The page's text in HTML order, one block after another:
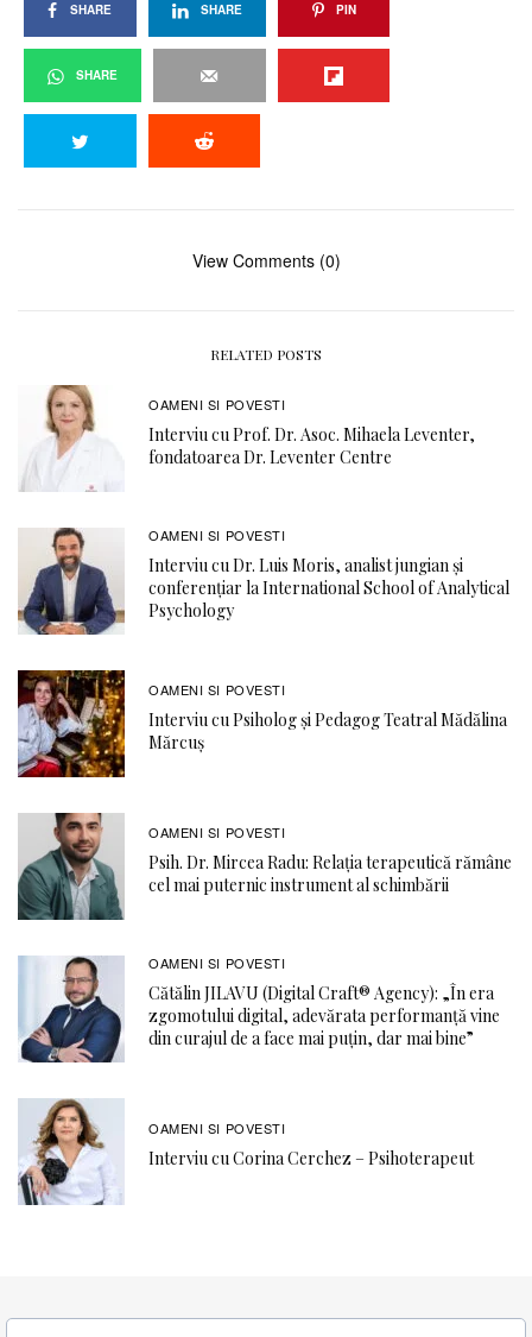
SHARE SHARE PIN
SHARE
View Comments (0)
RELATED POSTS
OAMENI SI POVESTI
Interviu cu Prof. Dr. Asoc. Mihaela Leventer,
fondatoarea Dr. Leventer Centre
OAMENI SI POVESTI
Interviu cu Dr. Luis Moris, analist jungian și
conferențiar la International School of Analytical
Psychology
OAMENI SI POVESTI
Interviu cu Psiholog și Pedagog Teatral Mădălina
Mărcuș
OAMENI SI POVESTI
Psih. Dr. Mircea Radu: Relația terapeutică rămâne
cel mai puternic instrument al schimbării
OAMENI SI POVESTI
Cătălin JILAVU (Digital Craft® Agency): „În era
zgomotului digital, adevărata performanță vine
din curajul de a face mai puțin, dar mai bine”
OAMENI SI POVESTI
Interviu cu Corina Cerchez – Psihoterapeut